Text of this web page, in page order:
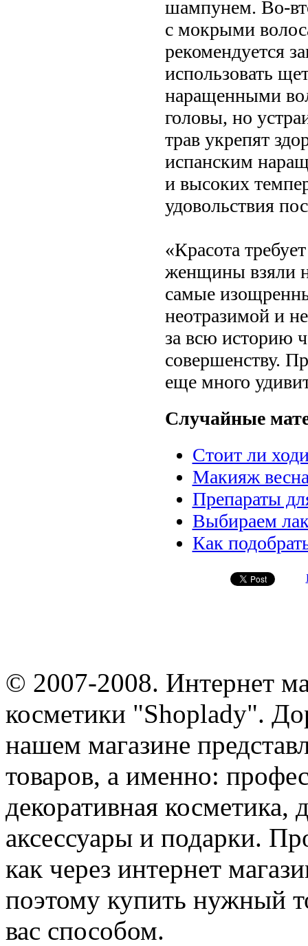
шампунем. Во-
с мокрыми
рекомендуется
использовать
наращенными
головы, но
трав укрепят
испанским
и высоких
удовольствия
«Красота
женщины взяли
самые
неотразимой и
за всю историю
совершенству.
еще много
Случайные
Стоит ли
Макияж
Препараты
Выбираем
Как
© 2007-2008. Интернет
косметики "Shoplady".
нашем магазине
товаров, а именно:
декоративная косметика,
аксессуары и подарки.
как через интернет
поэтому купить нужный
вас способом.